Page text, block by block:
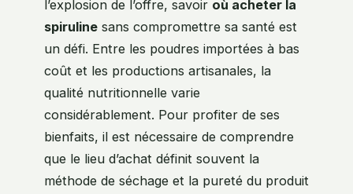
l’explosion de l’offre, savoir où acheter la
spiruline sans compromettre sa santé est
un défi. Entre les poudres importées à bas
coût et les productions artisanales, la
qualité nutritionnelle varie
considérablement. Pour profiter de ses
bienfaits, il est nécessaire de comprendre
que le lieu d’achat définit souvent la
méthode de séchage et la pureté du produit